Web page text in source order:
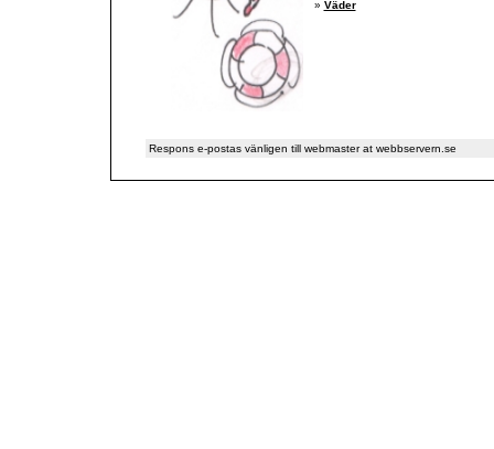
» Väder
Respons e-postas vänligen till webmaster at webbservern.se